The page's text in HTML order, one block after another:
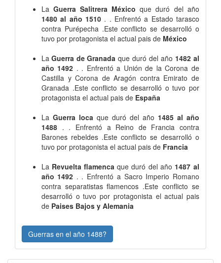
La Guerra Salitrera México que duró del año
1480 al año 1510 . . Enfrentó a Estado tarasco
contra Purépecha .Este conflicto se desarrolló o
tuvo por protagonista el actual pais de México
La Guerra de Granada que duró del año 1482 al
año 1492 . . Enfrentó a Unión de la Corona de
Castilla y Corona de Aragón contra Emirato de
Granada .Este conflicto se desarrolló o tuvo por
protagonista el actual pais de España
La Guerra loca que duró del año 1485 al año
1488 . . Enfrentó a Reino de Francia contra
Barones rebeldes .Este conflicto se desarrolló o
tuvo por protagonista el actual pais de Francia
La Revuelta flamenca que duró del año 1487 al
año 1492 . . Enfrentó a Sacro Imperio Romano
contra separatistas flamencos .Este conflicto se
desarrolló o tuvo por protagonista el actual pais
de Paises Bajos y Alemania
Guerras en el año 1488?